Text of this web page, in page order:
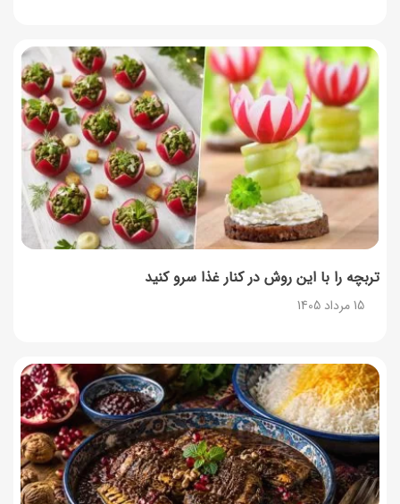
تربچه را با این روش در کنار غذا سرو کنید
15 مرداد 1405
طرز تهیه پش ملبا (پیچ ملبا)؛ دسر کلاسیک هلو و بستنی
13 مرداد 1405
طرز تهیه حلوای بحرینی؛ دسر سنتی خاورمیانه‌ای
13 مرداد 1405